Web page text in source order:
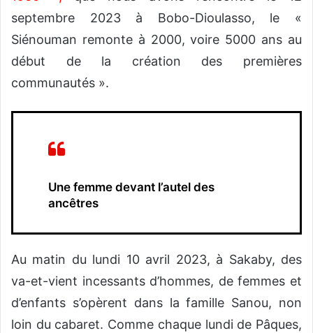
septembre 2023 à Bobo-Dioulasso, le «
Siénouman remonte à 2000, voire 5000 ans au
début de la création des premières
communautés ».
Une femme devant l’autel des
ancêtres
Au matin du lundi 10 avril 2023, à Sakaby, des
va-et-vient incessants d’hommes, de femmes et
d’enfants s’opèrent dans la famille Sanou, non
loin du cabaret. Comme chaque lundi de Pâques,